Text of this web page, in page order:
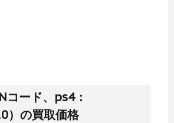
コード、ps4：
の買取価格